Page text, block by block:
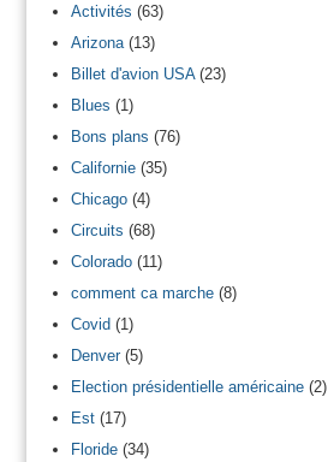
Activités (63)
Arizona(13)
Billet d'avion USA(23)
Blues (1)
Bons plans (76)
Californie(35)
Chicago(4)
Circuits (68)
Colorado(11)
comment ca marche(8)
Covid(1)
Denver(5)
Election présidentielle américaine(2)
Est(17)
Floride(34)